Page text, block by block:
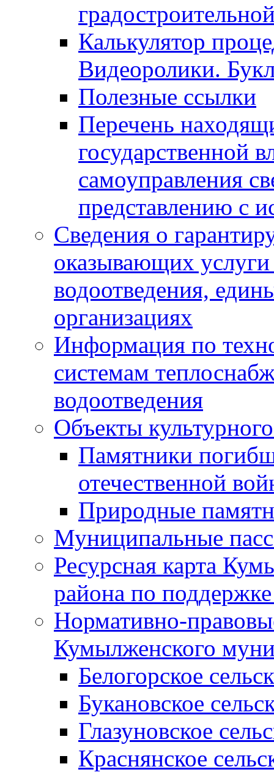
Калькулятор
Видеоролики.
Полезные ссылки
Перечень
государственной
самоуправления
представлению с
Сведения о
оказывающих
водоотведения,
организациях
Информация по
системам
водоотведения
Объекты
Памятники
отечественной
Природные
Муниципальные
Ресурсная карта
района по
Нормативно-
Кумылженского
Белогорское
Букановское
Глазуновское
Краснянское